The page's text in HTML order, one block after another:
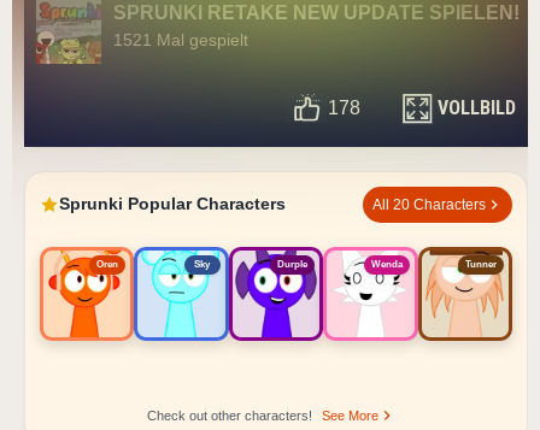
SPRUNKI RETAKE NEW UPDATE SPIELEN!
1521 Mal gespielt
178 VOLLBILD
Sprunki Popular Characters All 20 Characters
Oren Sky Durple Wenda Tunner
Check out other characters! See More